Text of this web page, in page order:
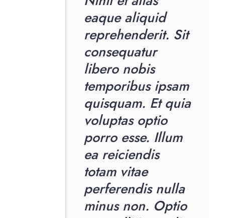
eaque aliquid
reprehenderit. Sit
consequatur
libero nobis
temporibus ipsam
quisquam. Et quia
voluptas optio
porro esse. Illum
ea reiciendis
totam vitae
perferendis nulla
minus non. Optio